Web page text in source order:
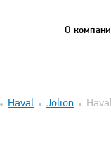
О
Haval Jolion